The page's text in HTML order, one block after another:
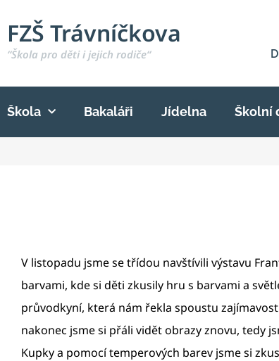
FZŠ Trávníčkova
“Škola pro děti i jejich rodiče“
Škola Bakaláři Jídelna Školní
V listopadu jsme se třídou navštívili výstavu
barvami, kde si děti zkusily hru s barvami a
průvodkyní, která nám řekla spoustu
nakonec jsme si přáli vidět obrazy znovu, tedy
Kupky a pomocí temperových barev jsme si